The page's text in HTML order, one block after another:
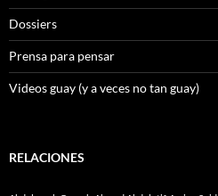
Dossiers
Prensa para pensar
Videos guay (y a veces no tan guay)
RELACIONES